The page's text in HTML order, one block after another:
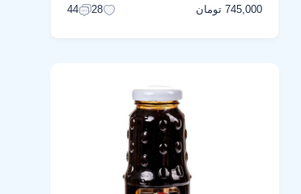
745,000 تومان 28
44